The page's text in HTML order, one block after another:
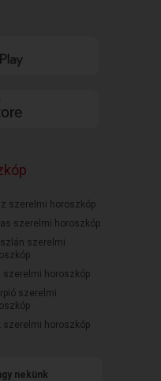
szerelmi horoszkóp
szerelmi horoszkóp
szerelmi
szerelmi horoszkóp
szerelmi
szerelmi horoszkóp
nekünk